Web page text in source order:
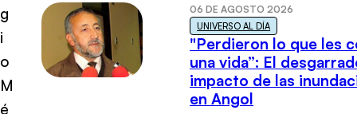
g
i
o
M
é
06 DE AGOSTO 2026
UNIVERSO AL DÍA
"Perdieron lo que les
una vida”: El
impacto de las
en Angol